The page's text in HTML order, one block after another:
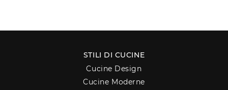
STILI DI CUCINE
Cucine Design
Cucine Moderne